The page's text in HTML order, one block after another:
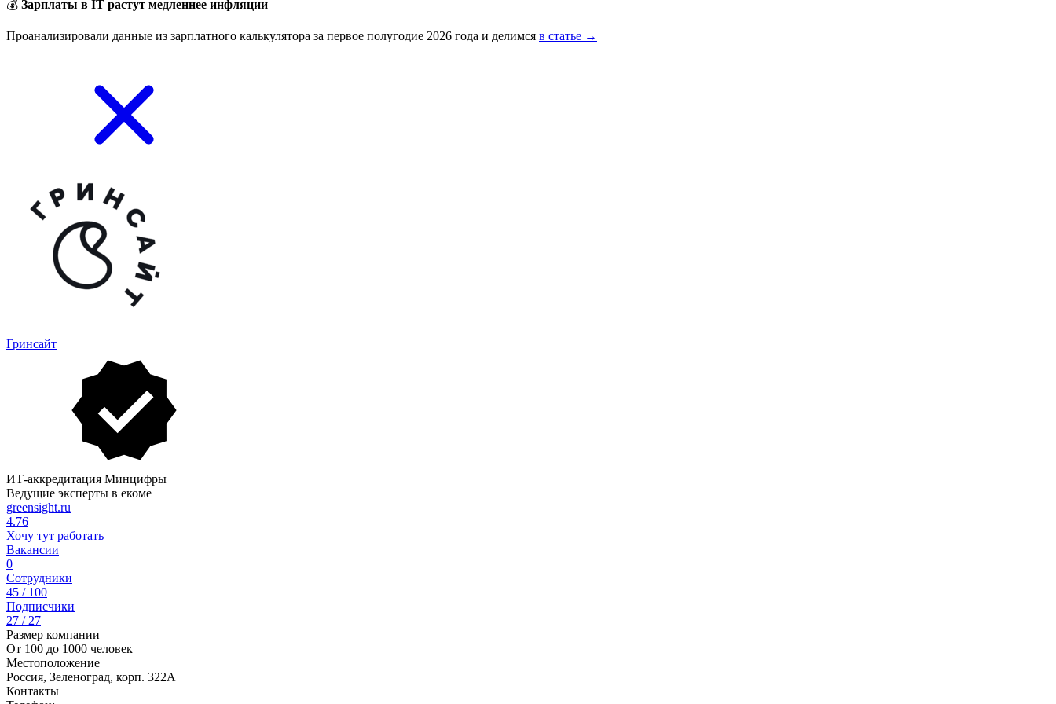
💰 Зарплаты в IT растут медленнее инфляции
Проанализировали данные из зарплатного калькулятора за первое полугодие 2026 года и делимся в статье →
Гринсайт
ИТ-аккредитация Минцифры
Ведущие эксперты в екоме
greensight.ru
4.76
Хочу тут работать
Вакансии
0
Сотрудники
45 / 100
Подписчики
27 / 27
Размер компании
От 100 до 1000 человек
Местоположение
Россия, Зеленоград, корп. 322А
Контакты